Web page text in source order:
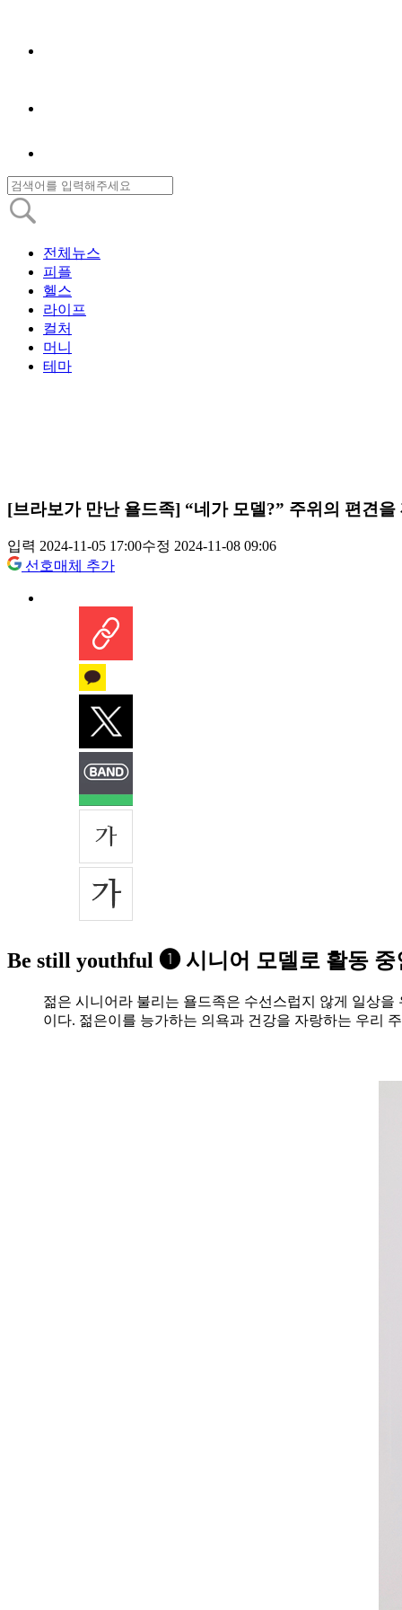
전체뉴스
피플
헬스
라이프
컬처
머니
테마
[브라보가 만난 욜드족] “네가 모델?” 주위의 편견을
입력 2024-11-05 17:00수정 2024-11-08 09:06
선호매체 추가
Be still youthful ➊ 시니어 모델로 활동 중
젊은 시니어라 불리는 욜드족은 수선스럽지 않게 일상
이다. 젊은이를 능가하는 의욕과 건강을 자랑하는 우리